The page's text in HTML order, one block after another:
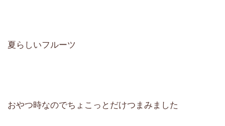
夏らしいフルーツ
おやつ時なのでちょこっとだけつまみました